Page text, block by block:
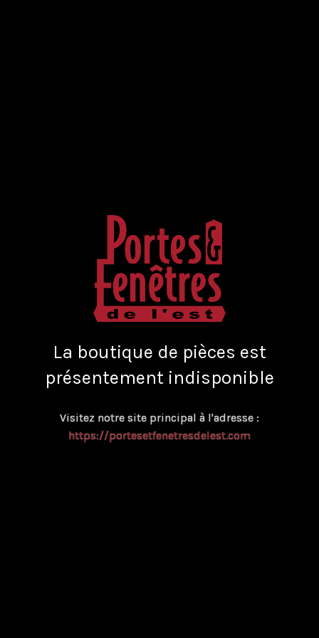
La boutique de pièces est
présentement indisponible
Visitez notre site principal à l'adresse :
https://portesetfenetresdelest.com